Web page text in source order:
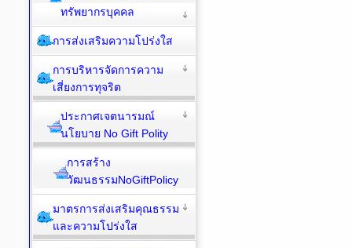
ทรัพยากรบุคคล
การส่งเสริมความโปร่งใส
การบริหารจัดการความ
เสี่ยงการทุจริต
ประกาศเจตนารมณ์
นโยบาย No Gift Polity
การสร้าง
วัฒนธรรมNoGiftPolicy
มาตรการส่งเสริมคุณธรรม
และความโปร่งใส